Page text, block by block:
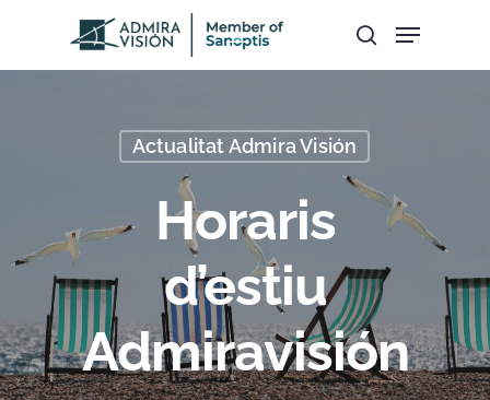
Hit enter to search or ESC to close
Actualitat Admira Visión
Horaris
d’estiu
Admiravisión